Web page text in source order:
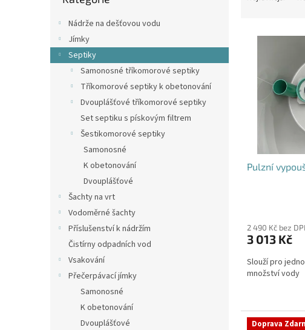
Nádrže na dešťovou vodu
Jímky
Septiky
Samonosné tříkomorové septiky
Tříkomorové septiky k obetonování
Dvouplášťové tříkomorové septiky
Set septiku s pískovým filtrem
Šestikomorové septiky
Samonosné
K obetonování
Dvouplášťové
Šachty na vrt
Vodoměrné šachty
Příslušenství k nádržím
Čistírny odpadních vod
Vsakování
Přečerpávací jímky
Samonosné
K obetonování
Dvouplášťové
Pulzní
2 490 Kč bez
3 013 Kč
Slouží pro
množství vody
Doprava